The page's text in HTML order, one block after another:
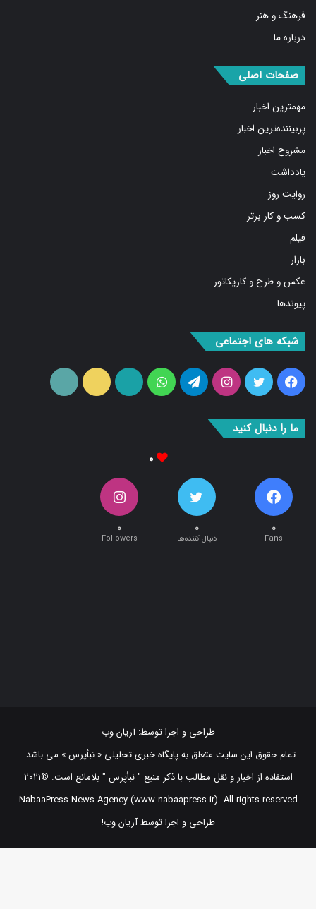
استان ها
فرهنگ و هنر
مهمترین اخبار
پربیننده‌ترین اخبار
مشروح اخبار
یادداشت
روایت روز
کسب و کار برتر
فیلم
بازار
عکس و طرح و کاریکاتور
فیس
بوک
توییتراینستاگرامتلگرامواتس
آپارات ایتا
طراحی و اجرا توسط: آریان وب
تمام حقوق این سایت متعلق به پایگاه خبری تحلیلی « نبأپرس » می باشد .
استفاده از اخبار و نقل مطالب با ذکر منبع "‌ نبأپرس " بلامانع است. ©2021
NabaaPress News Agency (www.nabaapress.ir). All rights reserved